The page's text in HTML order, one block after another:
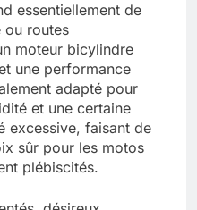
essentiellement de
ou routes
moteur bicylindre
une performance
adapté pour
et une certaine
excessive, faisant de
sûr pour les motos
plébiscités.